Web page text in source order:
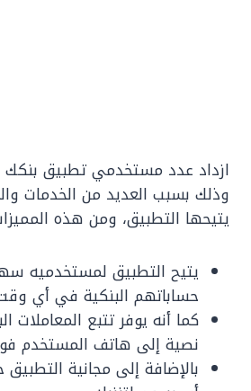
ازداد عدد مستخدمي تطبيق بنكك
وذلك بسبب العديد من الخدمات
يتيحها التطبيق، ومن هذه
يتيح التطبيق لمستخدميه
حساباتهم البنكية في أي
كما أنه يوفر تتبع المعاملات
نصية إلى هاتف المستخدم
بالإضافة إلى مجانية